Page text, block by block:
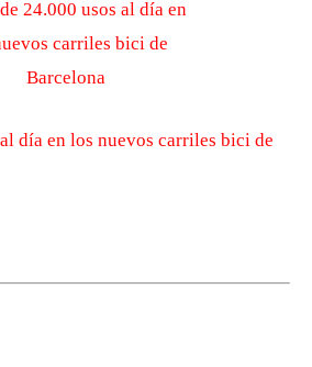
día en los nuevos carriles bici de